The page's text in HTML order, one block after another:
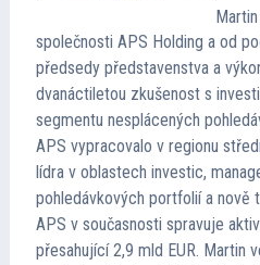
společnosti APS Holding a od
předsedy představenstva a
dvanáctiletou zkušenost s
segmentu nesplácených
APS vypracovalo v regionu
lídra v oblastech investic,
pohledávkových portfolií a nově
APS v současnosti spravuje
přesahující 2,9 mld EUR. Martin